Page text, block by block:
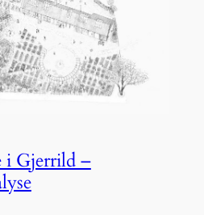
i Gjerrild –